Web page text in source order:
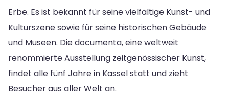
Erbe. Es ist bekannt für seine vielfältige Kunst- und
Kulturszene sowie für seine historischen Gebäude
und Museen. Die documenta, eine weltweit
renommierte Ausstellung zeitgenössischer Kunst,
findet alle fünf Jahre in Kassel statt und zieht
Besucher aus aller Welt an.